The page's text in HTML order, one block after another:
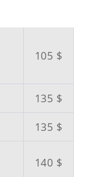
105 $
135 $
135 $
140 $